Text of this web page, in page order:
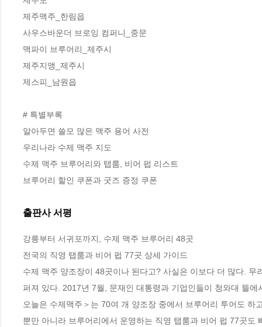
제주맥주_한림읍
사우스바운더 브로잉 컴퍼니_중문
맥파이 브루어리_제주시
제주지앵_제주시
제스피_남원읍
# 특별부록
알아두면 쓸모 많은 맥주 용어 사전
우리나라 수제 맥주 지도
수제 맥주 브루어리와 탭룸, 비어 펍 리스트
브루어리 할인 쿠폰과 굿즈 증정 쿠폰
출판사 서평
강릉부터 서귀포까지, 수제 맥주 브루어리 48곳
전국의 직영 탭룸과 비어 펍 77곳 상세 가이드
수제 맥주 양조장이 48곳이나 된다고? 사실은 이보다 더 많다.
퍼져 있다. 2017년 7월, 문재인 대통령과 기업인들이 청와대 뜰
오늘은 수제맥주＞는 70여 개 양조장 중에서 브루어리 투어도
뿐만 아니라 브루어리에서 운영하는 직영 탭룸과 비어 펍 77곳